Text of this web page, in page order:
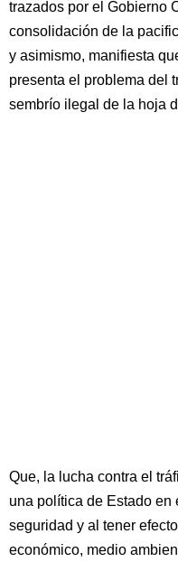
trazados por el Gobierno
consolidación de la
y asimismo, manifiesta
presenta el problema del
sembrío ilegal de la hoja
Que, la lucha contra el
una política de Estado en
seguridad y al tener
económico, medio